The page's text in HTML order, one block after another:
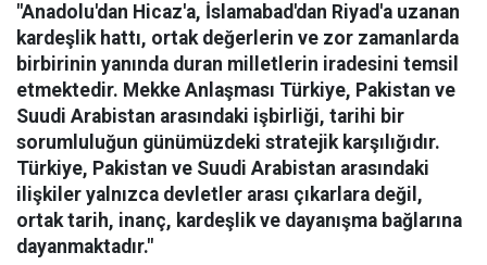
"Anadolu'dan Hicaz'a, İslamabad'dan Riyad'a uzanan
kardeşlik hattı, ortak değerlerin ve zor zamanlarda
birbirinin yanında duran milletlerin iradesini temsil
etmektedir. Mekke Anlaşması Türkiye, Pakistan ve
Suudi Arabistan arasındaki işbirliği, tarihi bir
sorumluluğun günümüzdeki stratejik karşılığıdır.
Türkiye, Pakistan ve Suudi Arabistan arasındaki
ilişkiler yalnızca devletler arası çıkarlara değil,
ortak tarih, inanç, kardeşlik ve dayanışma bağlarına
dayanmaktadır."